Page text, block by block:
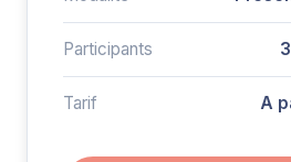
Participants
Tarif A